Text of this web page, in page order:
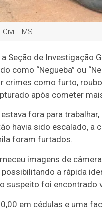
- MS
Seção de Investigação
como “Negueba” ou
crimes como furto,
após cometer
fora para
havia sido escalado, a
foram furtados.
imagens de
a rápida
suspeito foi
em cédulas e uma